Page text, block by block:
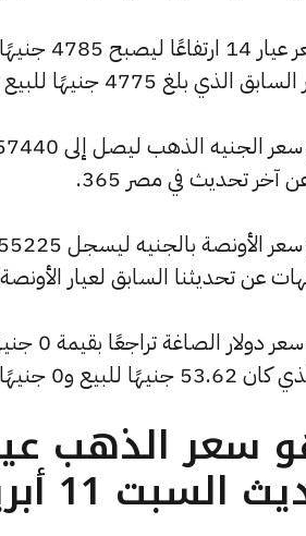
4775 جنيهًا للبيع و4735 جنيهًا للشراء.
تحديث في مصر 365.
و0 جنيهًا للشراء.
أبريل الساعة 7:25 مساءً )